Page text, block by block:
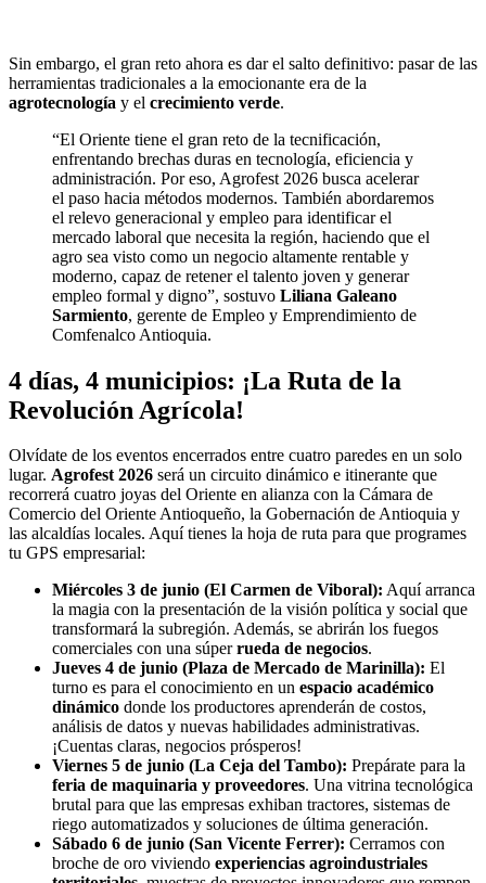
Sin embargo, el gran reto ahora es dar el salto definitivo: pasar de las
herramientas tradicionales a la emocionante era de la
agrotecnología y el crecimiento verde.
“El Oriente tiene el gran reto de la tecnificación,
enfrentando brechas duras en tecnología, eficiencia y
administración. Por eso, Agrofest 2026 busca acelerar
el paso hacia métodos modernos. También abordaremos
el relevo generacional y empleo para identificar el
mercado laboral que necesita la región, haciendo que el
agro sea visto como un negocio altamente rentable y
moderno, capaz de retener el talento joven y generar
empleo formal y digno”, sostuvo Liliana Galeano
Sarmiento, gerente de Empleo y Emprendimiento de
Comfenalco Antioquia.
4 días, 4 municipios: ¡La Ruta de la
Revolución Agrícola!
Olvídate de los eventos encerrados entre cuatro paredes en un solo
lugar. Agrofest 2026 será un circuito dinámico e itinerante que
recorrerá cuatro joyas del Oriente en alianza con la Cámara de
Comercio del Oriente Antioqueño, la Gobernación de Antioquia y
las alcaldías locales. Aquí tienes la hoja de ruta para que programes
tu GPS empresarial:
Miércoles 3 de junio (El Carmen de Viboral): Aquí arranca
la magia con la presentación de la visión política y social que
transformará la subregión. Además, se abrirán los fuegos
comerciales con una súperrueda de negocios.
Jueves 4 de junio (Plaza de Mercado de Marinilla): El
turno es para el conocimiento en un espacio académico
dinámico donde los productores aprenderán de costos,
análisis de datos y nuevas habilidades administrativas.
¡Cuentas claras, negocios prósperos!
Viernes 5 de junio (La Ceja del Tambo): Prepárate para la
feria de maquinaria y proveedores. Una vitrina tecnológica
brutal para que las empresas exhiban tractores, sistemas de
riego automatizados y soluciones de última generación.
Sábado 6 de junio (San Vicente Ferrer): Cerramos con
broche de oro viviendo experiencias agroindustriales